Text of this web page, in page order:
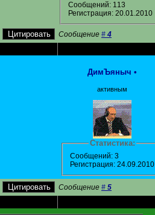
Сообщений: 113
Регистрация: 20.01.2010
Сообщение # 4
ДимЪяныч •
активным
Статистика:
Сообщений: 3
Регистрация: 24.09.2010
Сообщение # 5